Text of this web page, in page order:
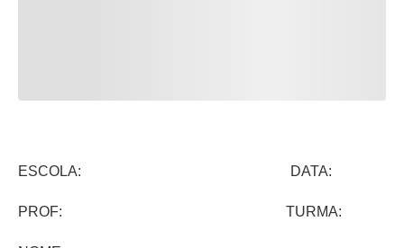
ESCOLA: DATA:
PROF: TURMA: